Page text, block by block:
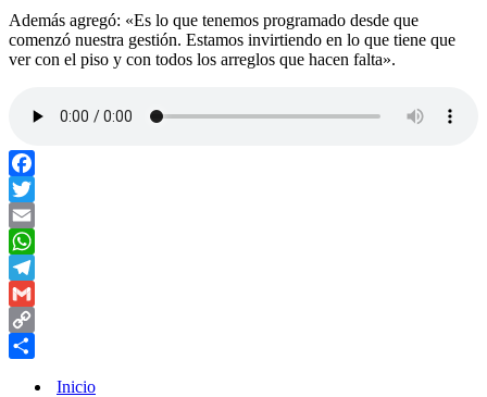
Además agregó: «Es lo que tenemos programado desde que
comenzó nuestra gestión. Estamos invirtiendo en lo que tiene que
ver con el piso y con todos los arreglos que hacen falta».
Facebook
Twitter
Email
WhatsApp
Telegram
Gmail
Copy
Inicio